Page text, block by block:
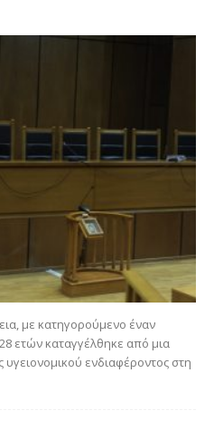
με κατηγορούμενο έναν
ετών καταγγέλθηκε από μια
ενδιαφέροντος στη